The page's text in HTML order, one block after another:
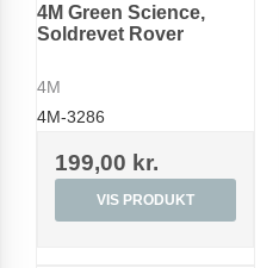
4M Green Science,
Soldrevet Rover
4M
4M-3286
199,00 kr.
VIS PRODUKT